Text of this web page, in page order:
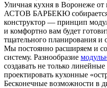
Уличная кухня в Воронеже
АСТОВ БАРБЕКЮ собирается
конструктор — принцип
и комфортно вам будет
тщательного планирования и
Мы постоянно расширяем и
систему. Разнообразие
создавать не только
проектировать кухонные
Бесконечные возможности в